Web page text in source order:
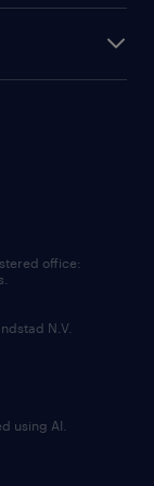
office:
N.V.
using AI.